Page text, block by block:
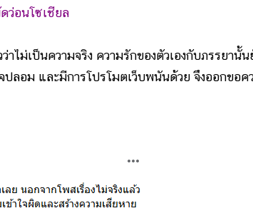
ว่อนโซเชียล
นความจริง ความรักของตัวเองกับภรรยานั้น
ลอม และมีการโปรโมตเว็บพนันด้วย จึงออกขอค